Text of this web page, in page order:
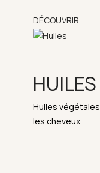
DÉCOUVRIR
HUILES
Huiles
les cheveux.